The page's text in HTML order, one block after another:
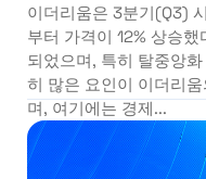
이더리움은 3분기(Q3)
부터 가격이 12% 상승
되었으며, 특히 탈중앙
히 많은 요인이 이더리
며, 여기에는 경제...